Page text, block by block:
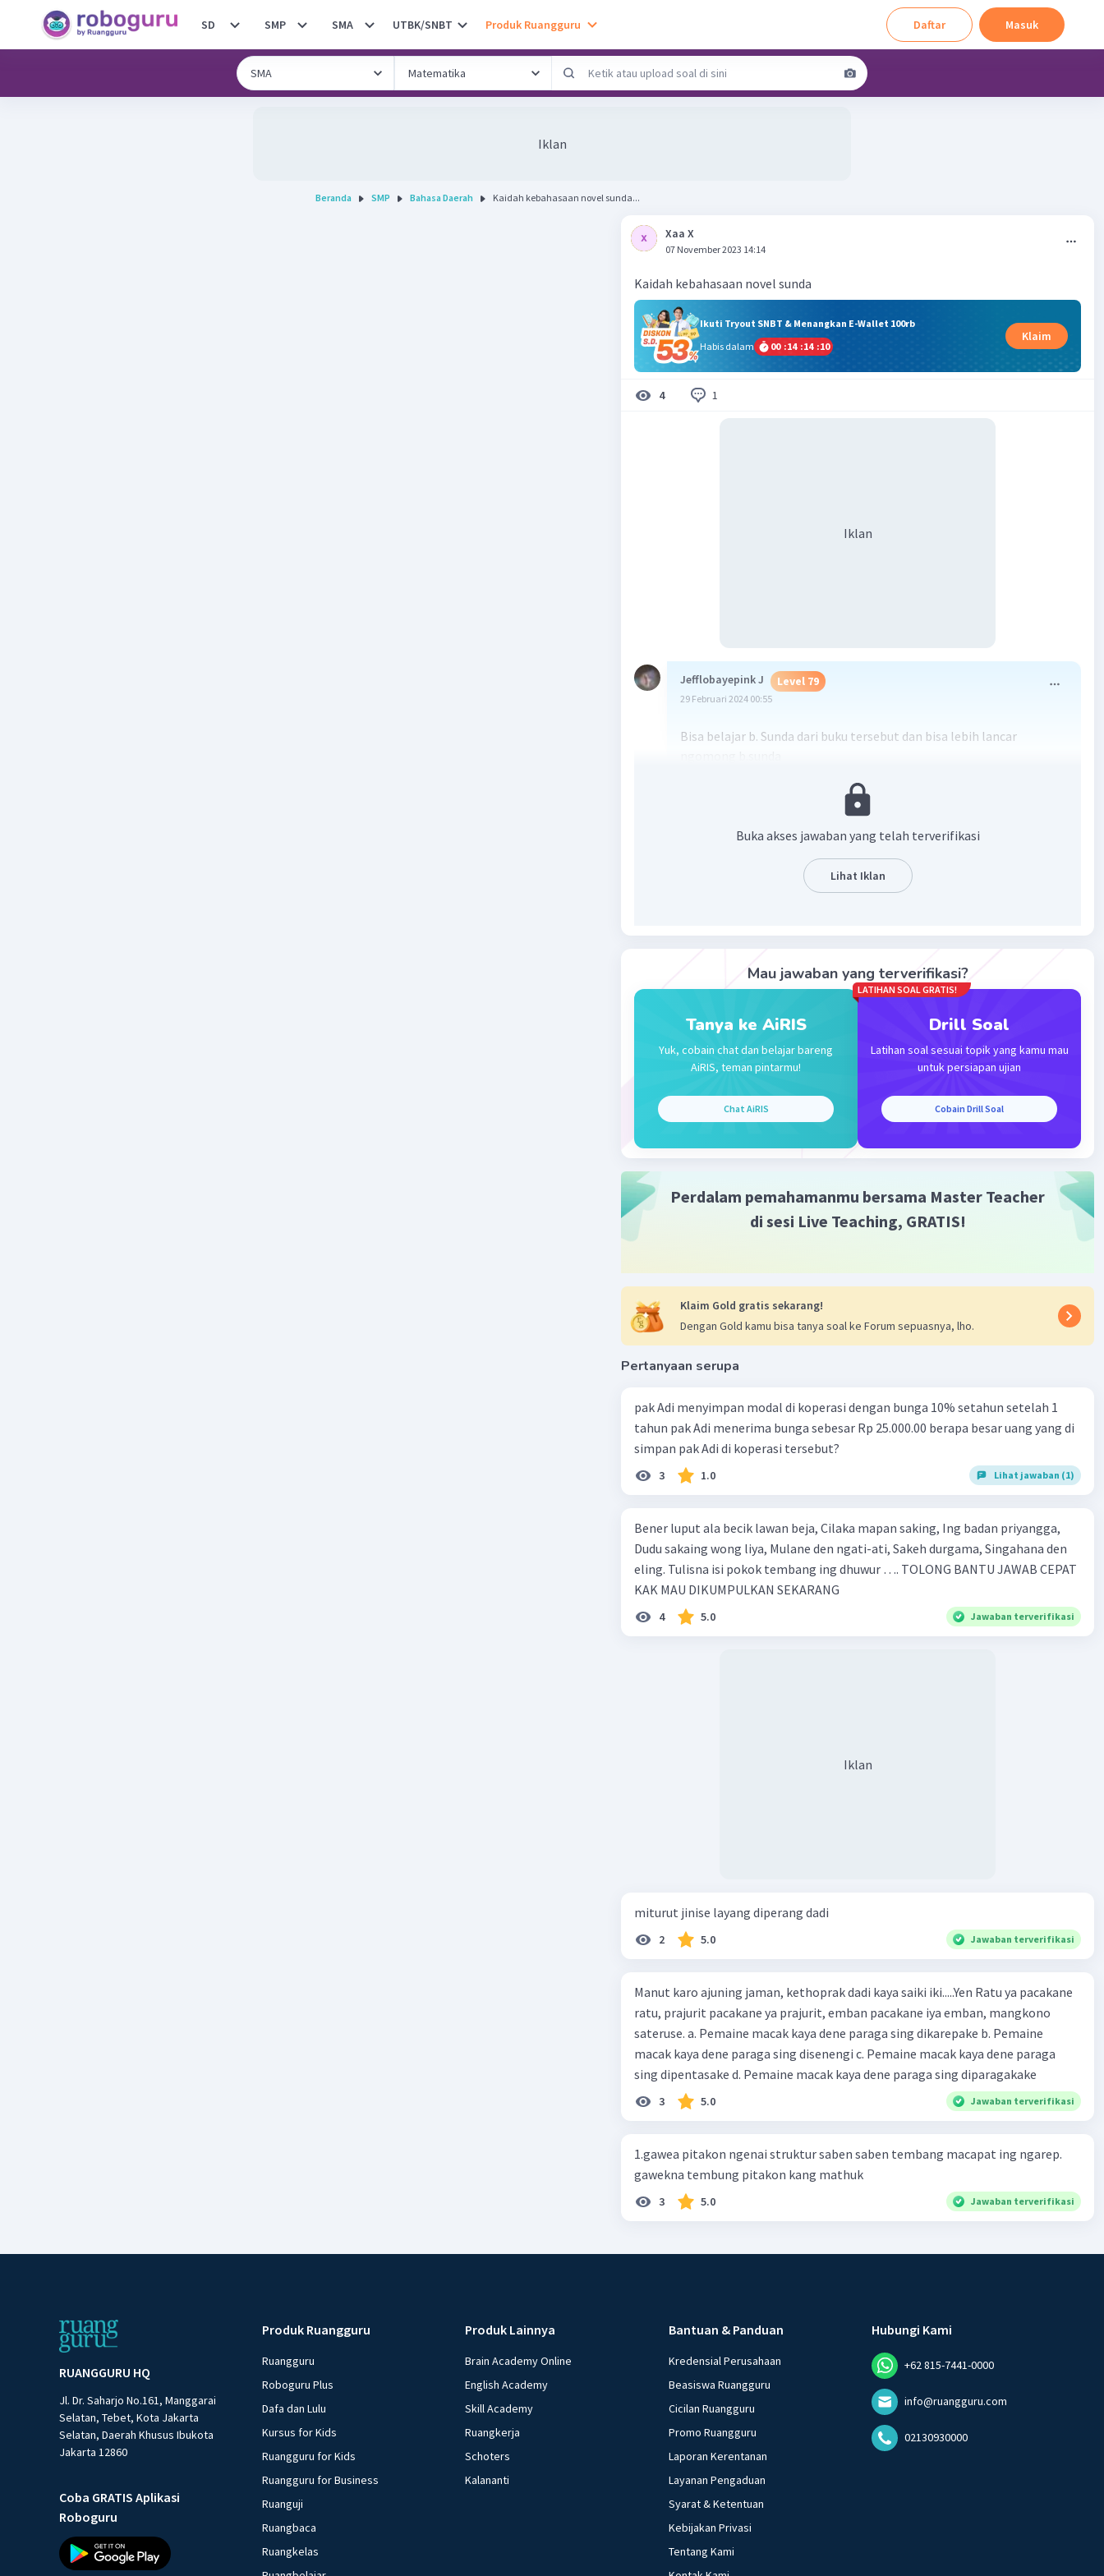
SD SMP SMA UTBK/SNBT Produk Ruangguru Daftar Masuk
Iklan
Beranda SMP Bahasa Daerah Kaidah kebahasaan novel sunda...
Xaa X
07 November 2023 14:14
Kaidah kebahasaan novel sunda
Ikuti Tryout SNBT & Menangkan E-Wallet 100rb
Habis dalam
00 :14 :14 :10
Klaim
4 1
Iklan
Jefflobayepink J Level 79
29 Februari 2024 00:55
Bisa belajar b. Sunda dari buku tersebut dan bisa lebih lancar
Beri Rating· 5.0(1) Balas
Iklan
Buka akses jawaban yang telah terverifikasi
Lihat Iklan
Mau jawaban yang terverifikasi?
Tanya ke AiRIS
Yuk, cobain chat dan belajar bareng
AiRIS, teman pintarmu!
Chat AiRIS
LATIHAN SOAL GRATIS!
Drill Soal
Latihan soal sesuai topik yang kamu mau
untuk persiapan ujian
Cobain Drill Soal
Perdalam pemahamanmu bersama Master Teacher
di sesi Live Teaching, GRATIS!
Klaim Gold gratis sekarang!
Dengan Gold kamu bisa tanya soal ke Forum sepuasnya, lho.
Pertanyaan serupa
pak Adi menyimpan modal di koperasi dengan bunga 10% setahun setelah 1
tahun pak Adi menerima bunga sebesar Rp 25.000.00 berapa besar uang yang di
simpan pak Adi di koperasi tersebut?
3 1.0 Lihat jawaban (1)
Bener luput ala becik lawan beja, Cilaka mapan saking, Ing badan priyangga,
Dudu sakaing wong liya, Mulane den ngati-ati, Sakeh durgama, Singahana den
eling. Tulisna isi pokok tembang ing dhuwur …. TOLONG BANTU JAWAB CEPAT
KAK MAU DIKUMPULKAN SEKARANG
4 5.0 Jawaban terverifikasi
Iklan
miturut jinise layang diperang dadi
2 5.0 Jawaban terverifikasi
Manut karo ajuning jaman, kethoprak dadi kaya saiki iki.....Yen Ratu ya pacakane
ratu, prajurit pacakane ya prajurit, emban pacakane iya emban, mangkono
sateruse. a. Pemaine macak kaya dene paraga sing dikarepake b. Pemaine
macak kaya dene paraga sing disenengi c. Pemaine macak kaya dene paraga
sing dipentasake d. Pemaine macak kaya dene paraga sing diparagakake
3 5.0 Jawaban terverifikasi
1.gawea pitakon ngenai struktur saben saben tembang macapat ing ngarep.
gawekna tembung pitakon kang mathuk
3 5.0 Jawaban terverifikasi
RUANGGURU HQ
Jl. Dr. Saharjo No.161, Manggarai
Selatan, Tebet, Kota Jakarta
Selatan, Daerah Khusus Ibukota
Jakarta 12860
Coba GRATIS Aplikasi
Roboguru
Produk Ruangguru
Ruangguru
Roboguru Plus
Dafa dan Lulu
Kursus for Kids
Ruangguru for Kids
Ruangguru for Business
Ruanguji
Ruangbaca
Ruangkelas
Produk Lainnya
Brain Academy Online
English Academy
Skill Academy
Ruangkerja
Schoters
Kalananti
Bantuan & Panduan
Kredensial Perusahaan
Beasiswa Ruangguru
Cicilan Ruangguru
Promo Ruangguru
Laporan Kerentanan
Layanan Pengaduan
Syarat & Ketentuan
Kebijakan Privasi
Tentang Kami
Hubungi Kami
+62 815-7441-0000
info@ruangguru.com
02130930000